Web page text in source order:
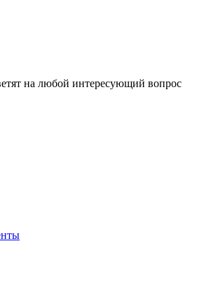
на любой интересующий вопрос